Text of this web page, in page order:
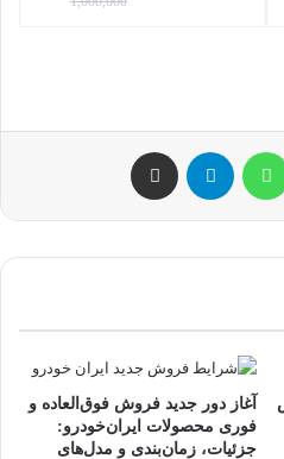
تلگرام
آغاز دور جدید فروش فوق‌العاده و
فوری محصولات ایران‌خودرو:
جزئیات، زمان‌بندی و مدل‌های